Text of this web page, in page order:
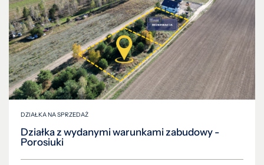
DZIAŁKA NA SPRZEDAŻ
Działka z wydanymi warunkami zabudowy -
Porosiuki